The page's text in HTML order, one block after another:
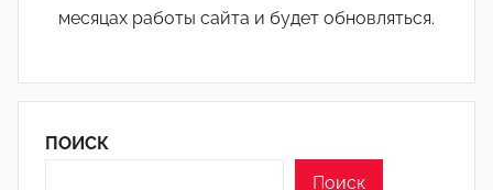
месяцах работы сайта и будет обновляться.
ПОИСК
Поиск